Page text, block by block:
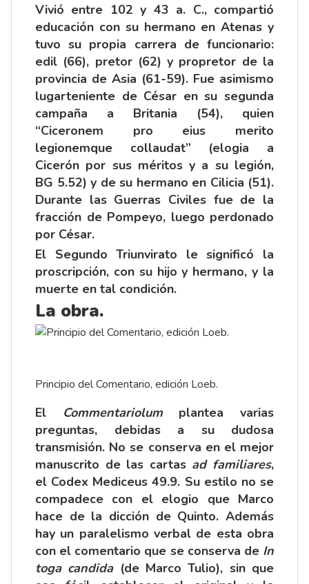
Vivió entre 102 y 43 a. C., compartió
educación con su hermano en Atenas y
tuvo su propia carrera de funcionario:
edil (66), pretor (62) y propretor de la
provincia de Asia (61-59). Fue asimismo
lugarteniente de César en su segunda
campaña a Britania (54), quien
“Ciceronem pro eius merito
legionemque collaudat” (elogia a
Cicerón por sus méritos y a su legión,
BG 5.52) y de su hermano en Cilicia (51).
Durante las Guerras Civiles fue de la
fracción de Pompeyo, luego perdonado
por César.
El Segundo Triunvirato le significó la
proscripción, con su hijo y hermano, y la
muerte en tal condición.
La obra.
Principio del Comentario, edición Loeb.
El Commentariolumplantea varias
preguntas, debidas a su dudosa
transmisión. No se conserva en el mejor
manuscrito de las cartas ad familiares,
el Codex Mediceus 49.9. Su estilo no se
compadece con el elogio que Marco
hace de la dicción de Quinto. Además
hay un paralelismo verbal de esta obra
con el comentario que se conserva de In
toga candida(de Marco Tulio), sin que